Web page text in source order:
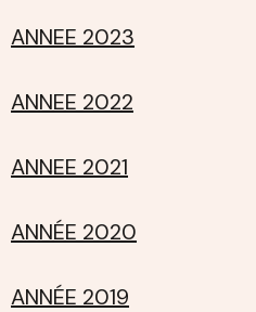
ANNEE 2023
ANNEE 2022
ANNEE 2021
ANNÉE 2020
ANNÉE 2019